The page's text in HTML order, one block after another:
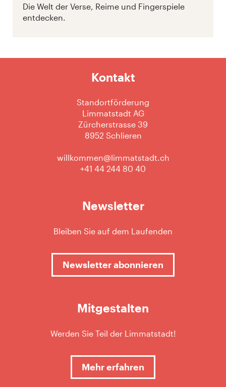
Die Welt der Verse, Reime und Fingerspiele
entdecken.
Kontakt
Standortförderung
Limmatstadt AG
Zürcherstrasse 39
8952 Schlieren
willkommen@limmatstadt.ch
+41 44 244 80 40
Newsletter
Bleiben Sie auf dem Laufenden
Newsletter abonnieren
Mitgestalten
Werden Sie Teil der Limmatstadt!
Mehr erfahren